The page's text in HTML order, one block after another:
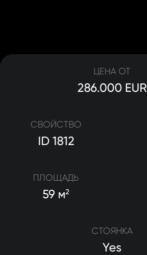
СВОЙСТВО
ID 1812
ПЛОЩАДЬ
59 м2
СТОЯНКА
Yes
ЦЕНА ОТ
286.000 EUR